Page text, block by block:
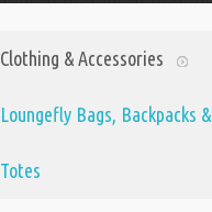
Clothing & Accessories
Loungefly Bags, Backpacks &
Totes